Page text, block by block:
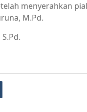
menyerahkan
M.Pd.